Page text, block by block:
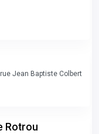
Jean Baptiste Colbert
Rotrou